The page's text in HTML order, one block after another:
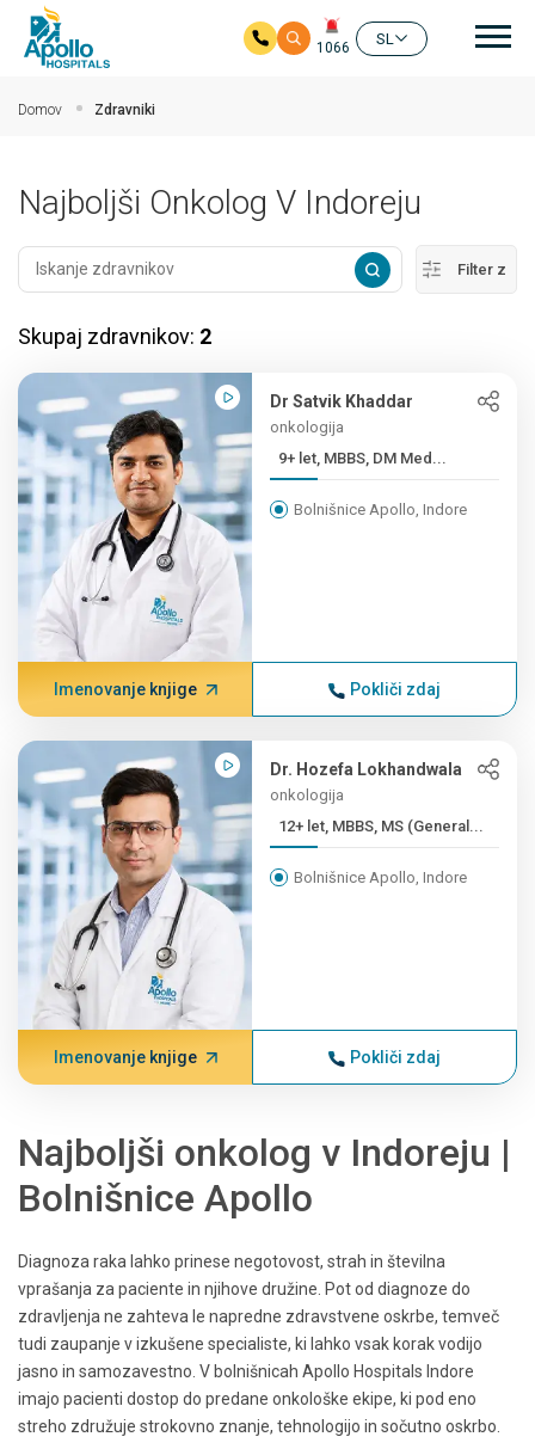
1066
SL
Domov Zdravniki
Najboljši Onkolog V Indoreju
Filter z
Skupaj zdravnikov: 2
Dr Satvik Khaddar
onkologija
9+ let, MBBS, DM Med...
Bolnišnice Apollo, Indore
Imenovanje knjige Pokliči zdaj
Dr. Hozefa Lokhandwala
onkologija
12+ let, MBBS, MS (General...
Bolnišnice Apollo, Indore
Imenovanje knjige Pokliči zdaj
Najboljši onkolog v Indoreju |
Bolnišnice Apollo
Diagnoza raka lahko prinese negotovost, strah in številna
vprašanja za paciente in njihove družine. Pot od diagnoze do
zdravljenja ne zahteva le napredne zdravstvene oskrbe, temveč
tudi zaupanje v izkušene specialiste, ki lahko vsak korak vodijo
jasno in samozavestno. V bolnišnicah Apollo Hospitals Indore
imajo pacienti dostop do predane onkološke ekipe, ki pod eno
streho združuje strokovno znanje, tehnologijo in sočutno oskrbo.